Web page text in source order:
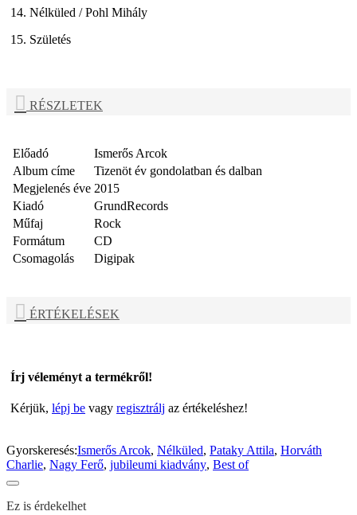
14. Nélküled / Pohl Mihály
15. Születés
RÉSZLETEK
Előadó
Ismerős Arcok
Album címe
Tizenöt év gondolatban és dalban
Megjelenés éve 2015
Kiadó
GrundRecords
Műfaj
Rock
Formátum
CD
Csomagolás
Digipak
ÉRTÉKELÉSEK
Írj véleményt a termékről!
Kérjük, lépj be vagy regisztrálj az értékeléshez!
Gyorskeresés:Ismerős Arcok, Nélküled, Pataky Attila, Horváth
Charlie, Nagy Ferő, jubileumi kiadvány, Best of
Ez is érdekelhet